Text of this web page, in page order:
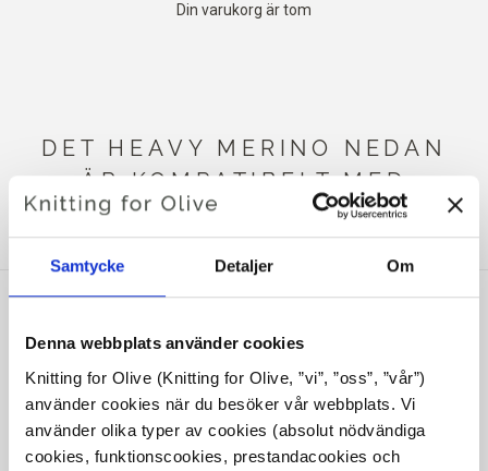
Samtycke Detaljer Om
Denna webbplats använder cookies
Knitting for Olive (Knitting for Olive, ”vi”, ”oss”, ”vår”)
använder cookies när du besöker vår webbplats. Vi
använder olika typer av cookies (absolut nödvändiga
cookies, funktionscookies, prestandacookies och
Din varukorg är tom
DET HEAVY MERINO NEDAN
ÄR KOMPATIBELT MED
DETTA SOFT SILK MOHAIR